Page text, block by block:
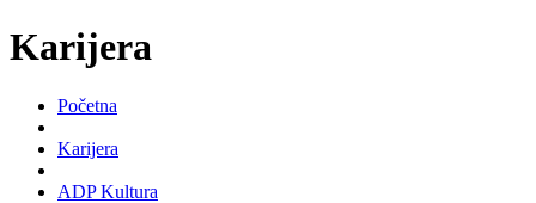
Karijera
Početna
Karijera
ADP Kultura